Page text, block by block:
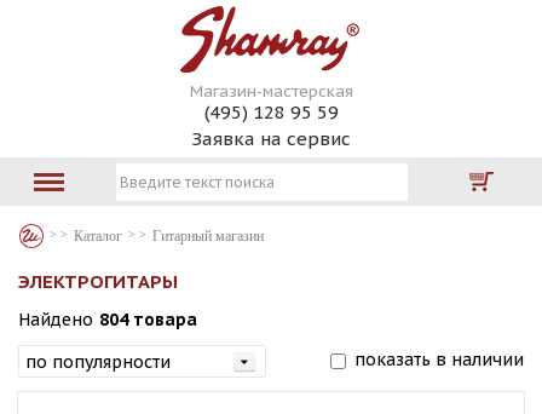
Магазин-мастерская
(495) 128 95 59
Заявка на сервис
Каталог Гитарный магазин
ЭЛЕКТРОГИТАРЫ
Найдено 804 товара
показать в наличии